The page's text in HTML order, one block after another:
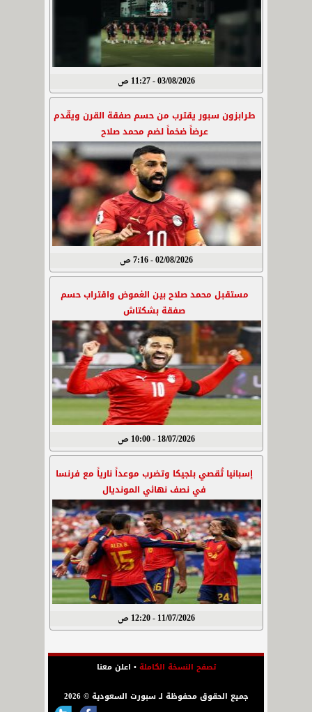
03/08/2026 - 11:27 ص
طرابزون سبور يقترب من حسم صفقة القرن ويقّدم
عرضاً ضخماً لضم محمد صلاح
02/08/2026 - 7:16 ص
مستقبل محمد صلاح بين الغموض واقتراب حسم
صفقة بشكتاش
18/07/2026 - 10:00 ص
إسبانيا تُقصي بلجيكا وتضرب موعداً نارياً مع فرنسا
في نصف نهائي المونديال
11/07/2026 - 12:20 ص
تصفح النسخة الكاملة• اعلن معنا
جميع الحقوق محفوظة لـ سبورت السعودية © 2026